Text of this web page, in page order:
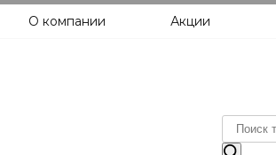
О компании Акции
Поиск
товаров